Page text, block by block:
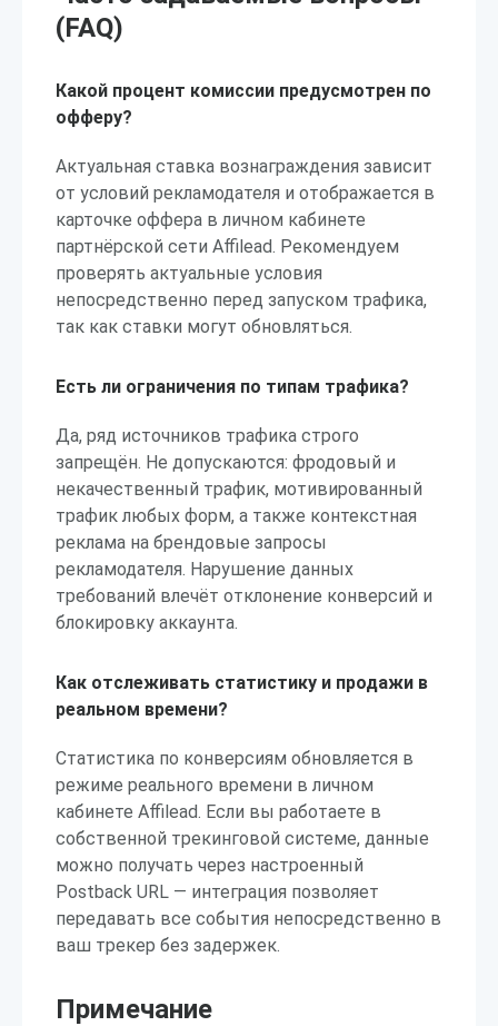
(FAQ)
Какой процент комиссии предусмотрен по
офферу?
Актуальная ставка вознаграждения зависит
от условий рекламодателя и отображается в
карточке оффера в личном кабинете
партнёрской сети Affilead. Рекомендуем
проверять актуальные условия
непосредственно перед запуском трафика,
так как ставки могут обновляться.
Есть ли ограничения по типам трафика?
Да, ряд источников трафика строго
запрещён. Не допускаются: фродовый и
некачественный трафик, мотивированный
трафик любых форм, а также контекстная
реклама на брендовые запросы
рекламодателя. Нарушение данных
требований влечёт отклонение конверсий и
блокировку аккаунта.
Как отслеживать статистику и продажи в
реальном времени?
Статистика по конверсиям обновляется в
режиме реального времени в личном
кабинете Affilead. Если вы работаете в
собственной трекинговой системе, данные
можно получать через настроенный
Postback URL — интеграция позволяет
передавать все события непосредственно в
ваш трекер без задержек.
Примечание